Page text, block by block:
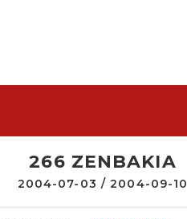
266 ZENBAKIA
2004-07-03 / 2004-09-10